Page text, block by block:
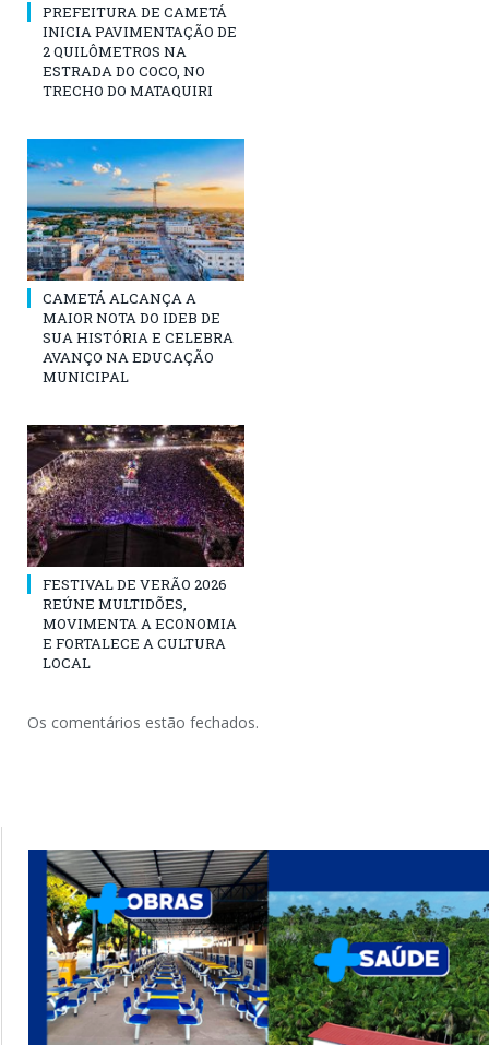
PREFEITURA DE CAMETÁ
INICIA PAVIMENTAÇÃO DE
2 QUILÔMETROS NA
ESTRADA DO COCO, NO
TRECHO DO MATAQUIRI
CAMETÁ ALCANÇA A
MAIOR NOTA DO IDEB DE
SUA HISTÓRIA E CELEBRA
AVANÇO NA EDUCAÇÃO
MUNICIPAL
FESTIVAL DE VERÃO 2026
REÚNE MULTIDÕES,
MOVIMENTA A ECONOMIA
E FORTALECE A CULTURA
LOCAL
Os comentários estão fechados.